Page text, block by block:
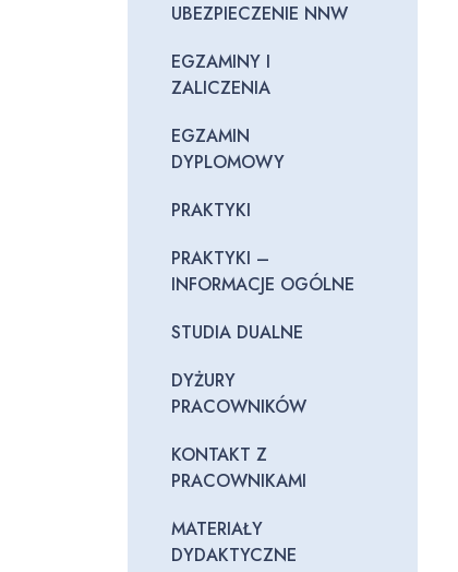
UBEZPIECZENIE NNW
EGZAMINY I
ZALICZENIA
EGZAMIN
DYPLOMOWY
PRAKTYKI
PRAKTYKI –
INFORMACJE OGÓLNE
STUDIA DUALNE
DYŻURY
PRACOWNIKÓW
KONTAKT Z
PRACOWNIKAMI
MATERIAŁY
DYDAKTYCZNE